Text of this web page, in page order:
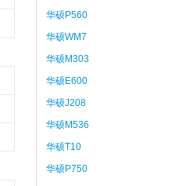
华硕P560
华硕WM7
华硕M303
华硕E600
华硕J208
华硕M536
华硕T10
华硕P750